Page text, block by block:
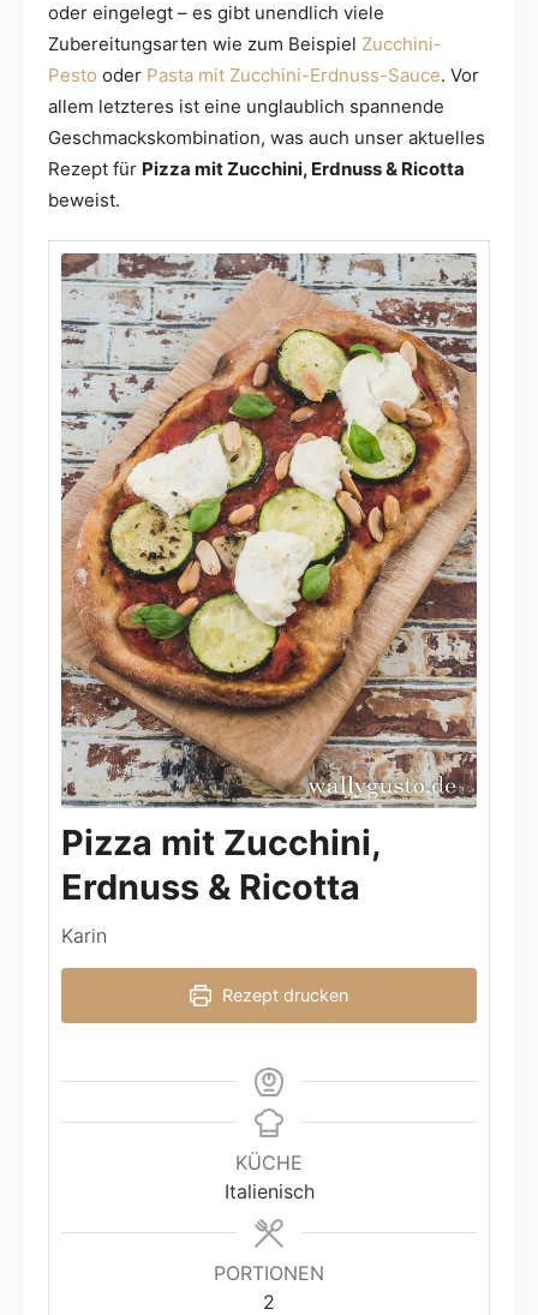
oder eingelegt – es gibt unendlich viele
Zubereitungsarten wie zum Beispiel Zucchini-
Pesto oder Pasta mit Zucchini-Erdnuss-Sauce. Vor
allem letzteres ist eine unglaublich spannende
Geschmackskombination, was auch unser aktuelles
Rezept für Pizza mit Zucchini, Erdnuss & Ricotta
beweist.
Pizza mit Zucchini,
Erdnuss & Ricotta
Karin
Rezept drucken
KÜCHE
Italienisch
PORTIONEN
2